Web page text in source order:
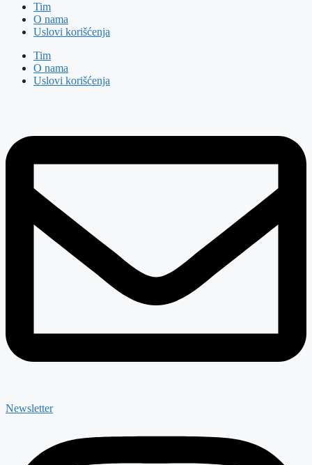
Tim
O nama
Uslovi korišćenja
Tim
O nama
Uslovi korišćenja
Newsletter